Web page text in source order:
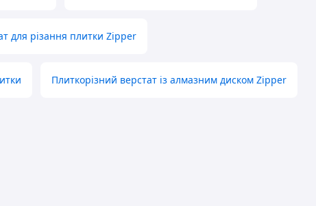
для різання плитки Zipper
Плиткорізний верстат із алмазним диском Zipper